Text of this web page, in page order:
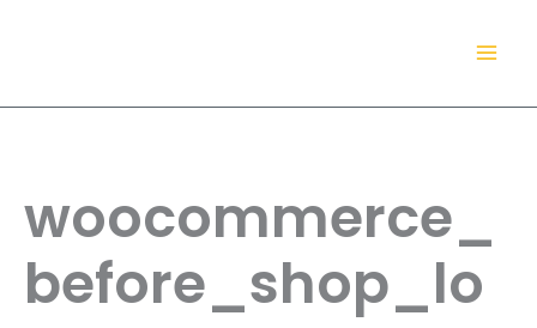
woocommerce_
before_shop_lo